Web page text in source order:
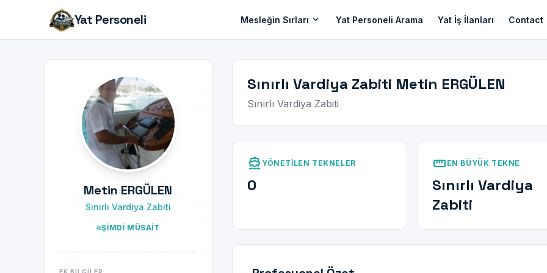
Yat Personeli Mesleğin Sırları expand_more Yat Personeli Arama Yat İş İlanları Contact
Metin ERGÜLEN
Sınırlı Vardiya Zabiti
ŞIMDI MÜSAIT
Sınırlı Vardiya Zabiti Metin ERGÜLEN
Sınırlı Vardiya Zabiti
directions_boat YÖNETILEN TEKNELER
0
straighten EN BÜYÜK TEKNE
Sınırlı Vardiya
Zabiti